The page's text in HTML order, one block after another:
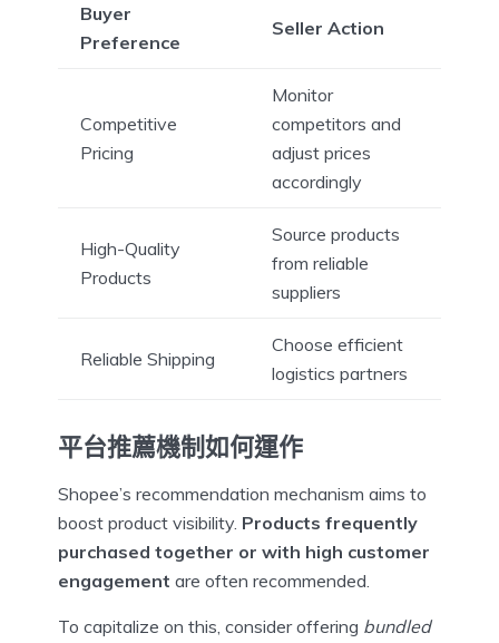
Buyer
Preference
Seller Action
Competitive
Pricing
Monitor
competitors and
adjust prices
accordingly
High-Quality
Products
Source products
from reliable
suppliers
Reliable Shipping
Choose efficient
logistics partners
平台推薦機制如何運作
Shopee’s recommendation mechanism aims to
boost product visibility. Products frequently
purchased together or with high customer
engagement are often recommended.
To capitalize on this, consider offering bundled